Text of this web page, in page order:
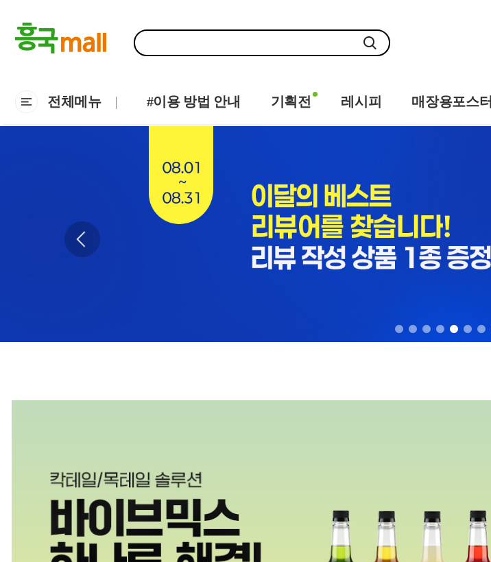
전체메뉴 #이용 방법 안내 기획전 레시피 매장용포스터